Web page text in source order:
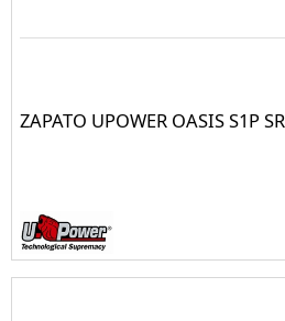
ZAPATO UPOWER OASIS S1P